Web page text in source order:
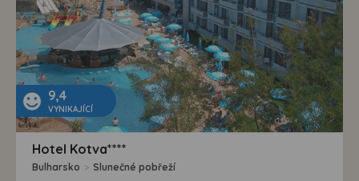
9,4
VYNIKAJÍCÍ
Hotel Kotva****
Bulharsko > Slunečné pobřeží